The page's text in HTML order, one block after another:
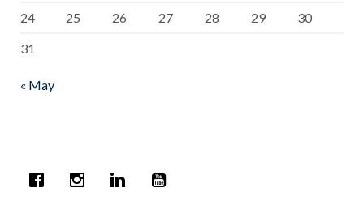
24 25 26 27 28 29
30
31
« May